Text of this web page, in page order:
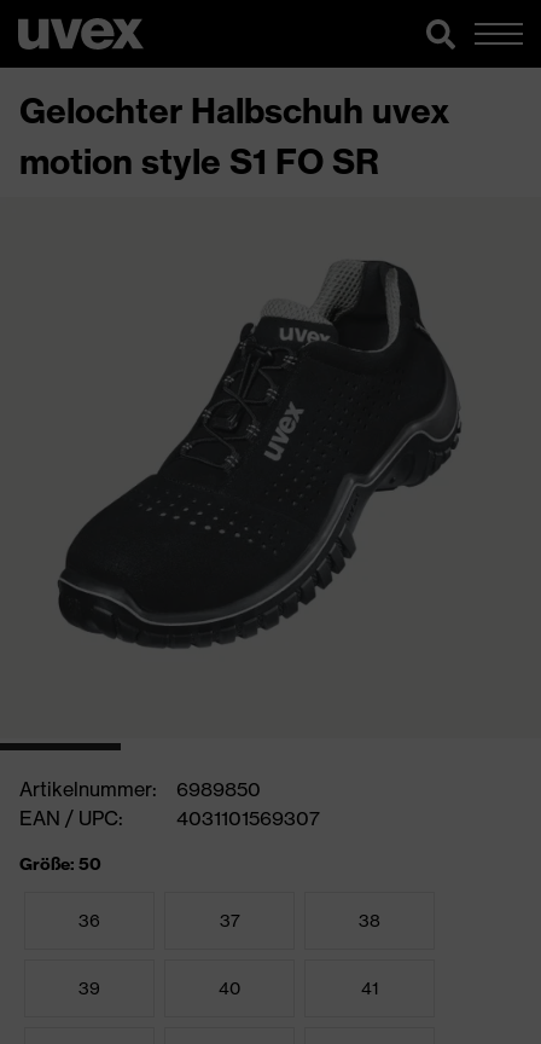
Gelochter Halbschuh uvex
motion style S1 FO SR
Artikelnummer:
6989850
EAN / UPC:
4031101569307
Größe: 50
36 37 38
39 40 41